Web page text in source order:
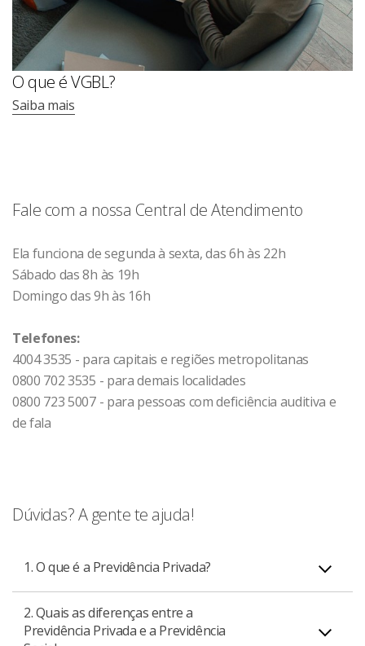
O que é VGBL?
Saiba mais
Fale com a nossa Central de Atendimento
Ela funciona de segunda à sexta, das 6h às 22h
Sábado das 8h às 19h
Domingo das 9h às 16h
Telefones:
4004 3535 - para capitais e regiões metropolitanas
0800 702 3535 - para demais localidades
0800 723 5007 - para pessoas com deficiência auditiva e
de fala
Dúvidas? A gente te ajuda!
1. O que é a Previdência Privada?
Previdência Privada é um instrumento de planejamento
financeiro, complementar à Previdência Social, que
2. Quais as diferenças entre a
Previdência Privada e a Previdência